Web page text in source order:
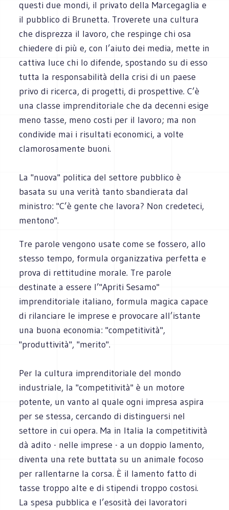
questi due mondi, il privato della Marcegaglia e
il pubblico di Brunetta. Troverete una cultura
che disprezza il lavoro, che respinge chi osa
chiedere di più e, con l’aiuto dei media, mette in
cattiva luce chi lo difende, spostando su di esso
tutta la responsabilità della crisi di un paese
privo di ricerca, di progetti, di prospettive. C’è
una classe imprenditoriale che da decenni esige
meno tasse, meno costi per il lavoro; ma non
condivide mai i risultati economici, a volte
clamorosamente buoni.
La "nuova" politica del settore pubblico è
basata su una verità tanto sbandierata dal
ministro: "C’è gente che lavora? Non credeteci,
mentono".
Tre parole vengono usate come se fossero, allo
stesso tempo, formula organizzativa perfetta e
prova di rettitudine morale. Tre parole
destinate a essere l’"Apriti Sesamo"
imprenditoriale italiano, formula magica capace
di rilanciare le imprese e provocare all’istante
una buona economia: "competitività",
"produttività", "merito".
Per la cultura imprenditoriale del mondo
industriale, la "competitività" è un motore
potente, un vanto al quale ogni impresa aspira
per se stessa, cercando di distinguersi nel
settore in cui opera. Ma in Italia la competitività
dà adito - nelle imprese - a un doppio lamento,
diventa una rete buttata su un animale focoso
per rallentarne la corsa. È il lamento fatto di
tasse troppo alte e di stipendi troppo costosi.
La spesa pubblica e l’esosità dei lavoratori